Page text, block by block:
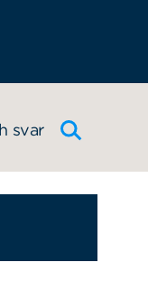
svar